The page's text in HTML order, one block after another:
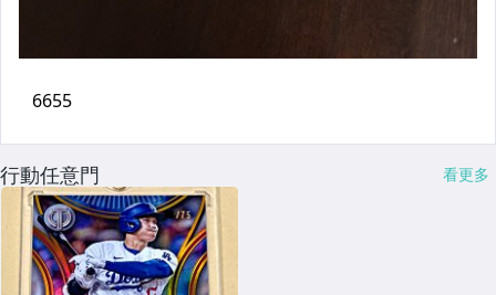
行動任意門 看更多